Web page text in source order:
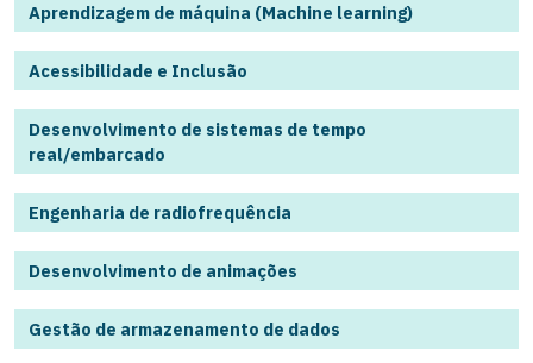
Aprendizagem de máquina (Machine learning)
Acessibilidade e Inclusão
Desenvolvimento de sistemas de tempo
real/embarcado
Engenharia de radiofrequência
Desenvolvimento de animações
Gestão de armazenamento de dados